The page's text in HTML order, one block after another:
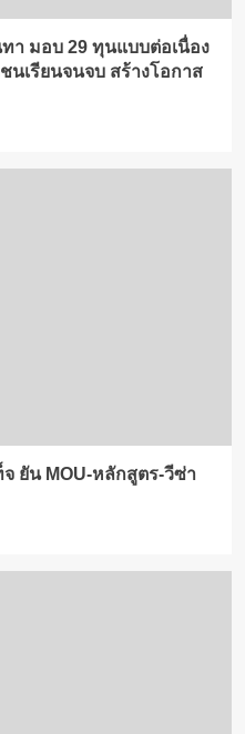
า มอบ 29 ทุนแบบต่อเนื่อง
เรียนจนจบ สร้างโอกาส
ยัน MOU-หลักสูตร-วีซ่า